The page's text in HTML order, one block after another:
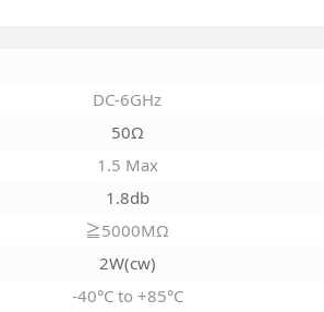
DC-6GHz
50Ω
1.5 Max
1.8db
≧5000MΩ
2W(cw)
-40°C to +85°C